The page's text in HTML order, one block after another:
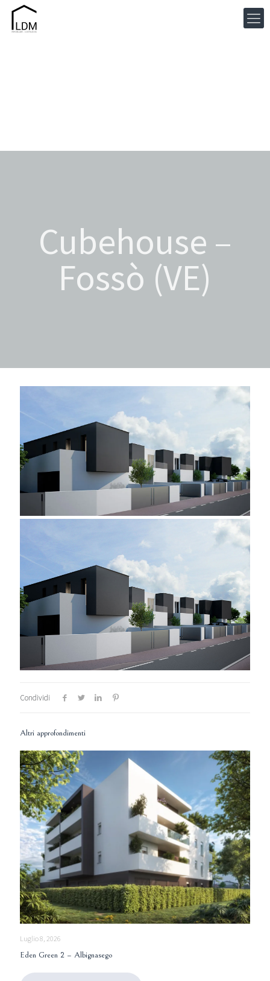
Cubehouse –
Fossò (VE)
Condividi
Altri approfondimenti
Luglio 8, 2026
Eden Green 2 – Albignasego